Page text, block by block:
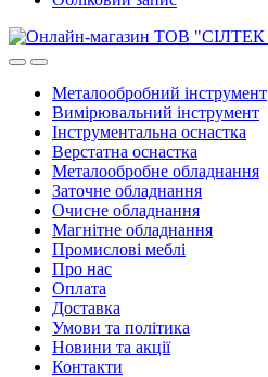
Металообробний інструмент
Вимірювальний інструмент
Інструментальна оснастка
Верстатна оснастка
Металообробне обладнання
Заточне обладнання
Очисне обладнання
Магнітне обладнання
Промислові меблі
Про нас
Оплата
Доставка
Умови та політика
Новини та акції
Контакти